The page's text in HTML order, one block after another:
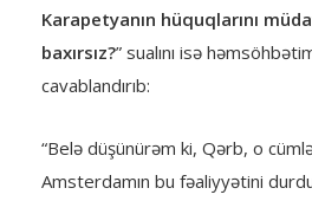
Karapetyanın hüquqlarını
baxırsız?” sualını isə
cavablandırıb:
“Belə düşünürəm ki, Qərb, o
Amsterdamın bu fəaliyyətini